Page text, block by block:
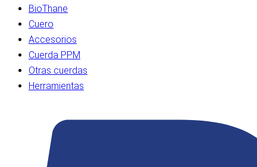
BioThane
Cuero
Accesorios
Cuerda PPM
Otras cuerdas
Herramientas